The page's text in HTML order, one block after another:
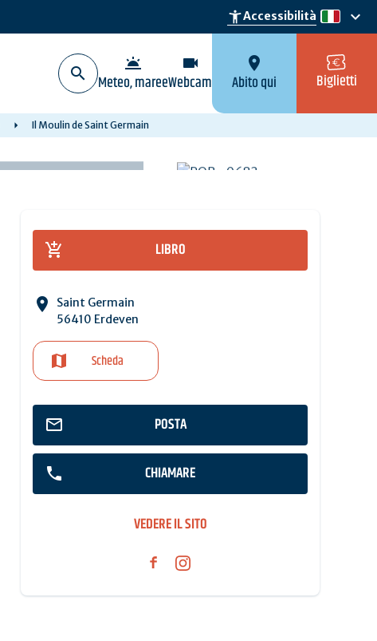
accessibility_newAccessibilità it
keyboard_arrow_down
wb_twilight
Meteo, maree
videocam
Webcam
location_on
Abito qui Biglietti
Il Moulin de Saint Germain
LIBRO
Saint Germain
56410 Erdeven
Scheda
POSTA
CHIAMARE
VEDERE IL SITO